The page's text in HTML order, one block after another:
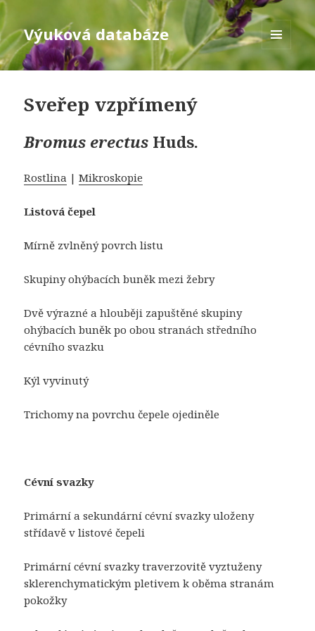
Výuková databáze
MENU
Sveřep vzpřímený
Bromus erectus Huds.
Rostlina |Mikroskopie
Listová čepel
Mírně zvlněný povrch listu
Skupiny ohýbacích buněk mezi žebry
Dvě výrazné a hlouběji zapuštěné skupiny
ohýbacích buněk po obou stranách středního
cévního svazku
Kýl vyvinutý
Trichomy na povrchu čepele ojediněle
Cévní svazky
Primární a sekundární cévní svazky uloženy
střídavě v listové čepeli
Primární cévní svazky traverzovitě vyztuženy
sklerenchymatickým pletivem k oběma stranám
pokožky